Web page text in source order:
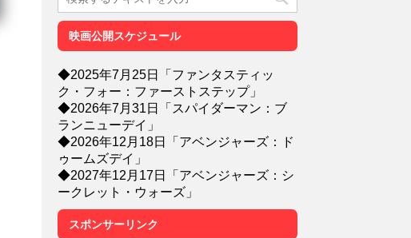
映画公開スケジュール
◆2025年7月25日「ファンタスティッ
ク・フォー：ファーストステップ」
◆2026年7月31日「スパイダーマン：ブ
ランニューデイ」
◆2026年12月18日「アベンジャーズ：ド
ゥームズデイ」
◆2027年12月17日「アベンジャーズ：シ
ークレット・ウォーズ」
スポンサーリンク